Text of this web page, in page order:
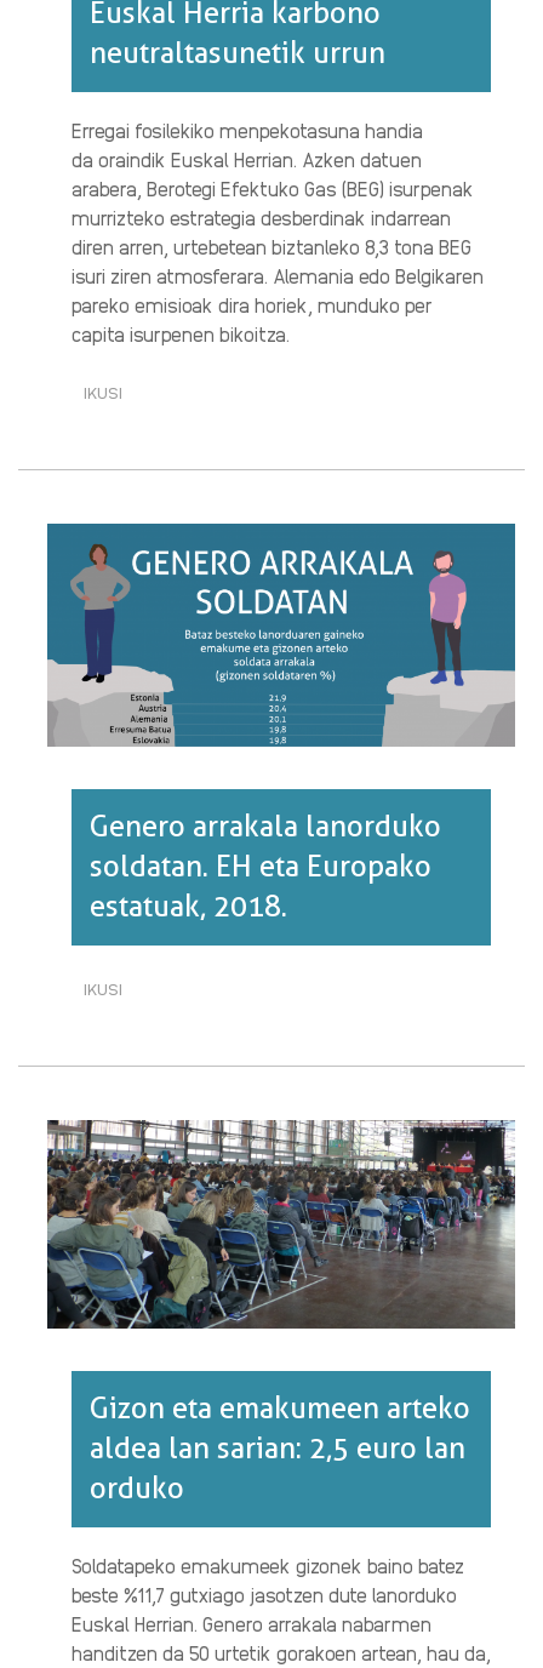
Euskal Herria karbono
neutraltasunetik urrun
Erregai fosilekiko menpekotasuna handia
da oraindik Euskal Herrian. Azken datuen
arabera, Berotegi Efektuko Gas (BEG) isurpenak
murrizteko estrategia desberdinak indarrean
diren arren, urtebetean biztanleko 8,3 tona BEG
isuri ziren atmosferara. Alemania edo Belgikaren
pareko emisioak dira horiek, munduko per
capita isurpenen bikoitza.
IKUSI
NEUTRALTASUNETIK
BURUZ
Genero arrakala lanorduko
soldatan. EH eta Europako
estatuak, 2018.
IKUSI
SOLDATAN.
EUROPAKO
ESTATUAK,
2018.·RI
BURUZ
Gizon eta emakumeen arteko
aldea lan sarian: 2,5 euro lan
orduko
Soldatapeko emakumeek gizonek baino batez
beste %11,7 gutxiago jasotzen dute lanorduko
Euskal Herrian. Genero arrakala nabarmen
handitzen da 50 urtetik gorakoen artean, hau da,